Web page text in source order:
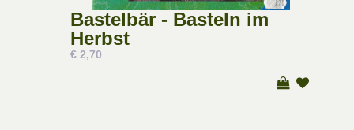
Bastelbär - Basteln im
Herbst
€ 2,70